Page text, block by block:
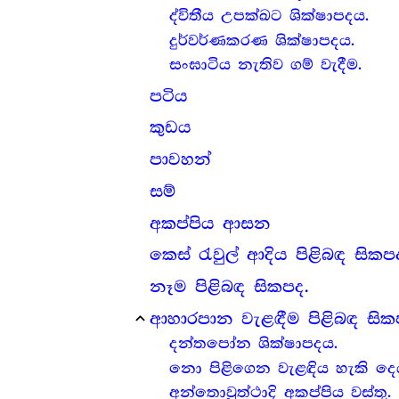
ද්විතීය උපක්ඛට ශික්ෂාපදය.
දුර්වර්ණකරණ ශික්ෂාපදය.
සංඝාටිය නැතිව ගම් වැදීම.
පටිය
කුඩය
පාවහන්
සම්
අකප්පිය ආසන
කෙස් රැවුල් ආදිය පිළිබඳ
නෑම පිළිබඳ සිකපද.
expand_less ආහාරපාන වැළඳීම පිළිබඳ
දන්තපෝන ශික්ෂාපදය.
නො පිළිගෙන වැළඳිය හැකි
අන්තොවුත්ථාදි අකප්පිය වස්තු.